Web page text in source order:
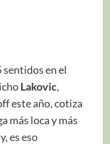
sentidos en el
Lakovic,
este año, cotiza
más loca y más
es eso